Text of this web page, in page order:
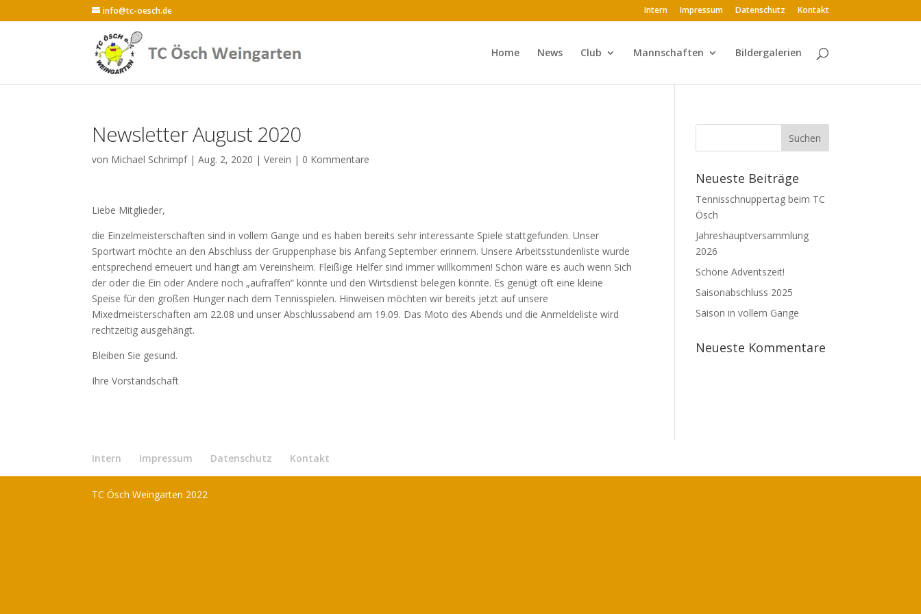
info@tc-oesch.de Intern Impressum Datenschutz Kontakt
Home News Club Mannschaften Bildergalerien
Newsletter August 2020
von Michael Schrimpf|Aug. 2, 2020 |Verein | 0 Kommentare
Liebe Mitglieder,
die Einzelmeisterschaften sind in vollem Gange und es haben bereits sehr interessante Spiele stattgefunden. Unser
Sportwart möchte an den Abschluss der Gruppenphase bis Anfang September erinnern. Unsere Arbeitsstundenliste wurde
entsprechend erneuert und hängt am Vereinsheim. Fleißige Helfer sind immer willkommen! Schön wäre es auch wenn Sich
der oder die Ein oder Andere noch „aufraffen“ könnte und den Wirtsdienst belegen könnte. Es genügt oft eine kleine
Speise für den großen Hunger nach dem Tennisspielen. Hinweisen möchten wir bereits jetzt auf unsere
Mixedmeisterschaften am 22.08 und unser Abschlussabend am 19.09. Das Moto des Abends und die Anmeldeliste wird
rechtzeitig ausgehängt.
Bleiben Sie gesund.
Ihre Vorstandschaft
Neueste Beiträge
Tennisschnuppertag beim TC
Ösch
Jahreshauptversammlung
2026
Schöne Adventszeit!
Saisonabschluss 2025
Saison in vollem Gange
Neueste Kommentare
Intern Impressum Datenschutz Kontakt
TC Ösch Weingarten 2022